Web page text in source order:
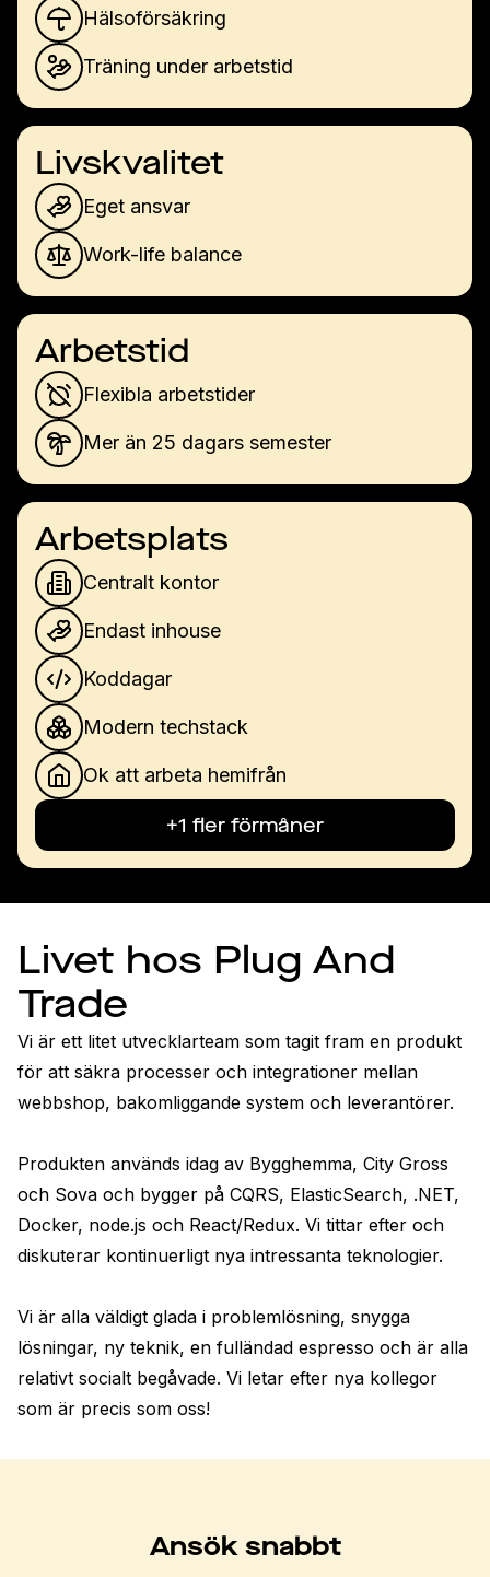
Hälsoförsäkring
Träning under arbetstid
Livskvalitet
Eget ansvar
Work-life balance
Arbetstid
Flexibla arbetstider
Mer än 25 dagars semester
Arbetsplats
Centralt kontor
Endast inhouse
Koddagar
Modern techstack
Ok att arbeta hemifrån
+1 fler förmåner
Livet hos Plug And
Trade
Vi är ett litet utvecklarteam som tagit fram en produkt
för att säkra processer och integrationer mellan
webbshop, bakomliggande system och leverantörer.
Produkten används idag av Bygghemma, City Gross
och Sova och bygger på CQRS, ElasticSearch, .NET,
Docker, node.js och React/Redux. Vi tittar efter och
diskuterar kontinuerligt nya intressanta teknologier.
Vi är alla väldigt glada i problemlösning, snygga
lösningar, ny teknik, en fulländad espresso och är alla
relativt socialt begåvade. Vi letar efter nya kollegor
som är precis som oss!
Ansök snabbt